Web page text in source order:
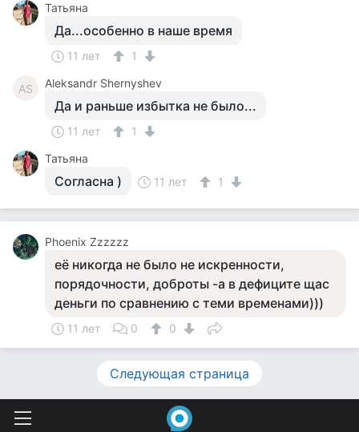
Татьяна
Да...особенно в наше время
11 лет 1
AS Aleksandr Shernyshev
Да и раньше избытка не было...
11 лет
1
Татьяна
Согласна ) 11 лет 1
Phoenix Zzzzzz
её никогда не было не искренности,
порядочности, доброты -а в дефиците щас
деньги по сравнению с теми временами)))
11 лет 0 0
Следующая страница